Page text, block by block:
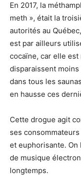
En 2017, la
meth », était la
autorités au
est par ailleurs
cocaïne, car elle
disparaissent
dans tous les
en hausse ces
Cette drogue agit
ses
et euphorisante.
de musique
longtemps.